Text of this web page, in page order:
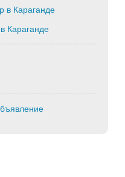
в Караганде
Караганде